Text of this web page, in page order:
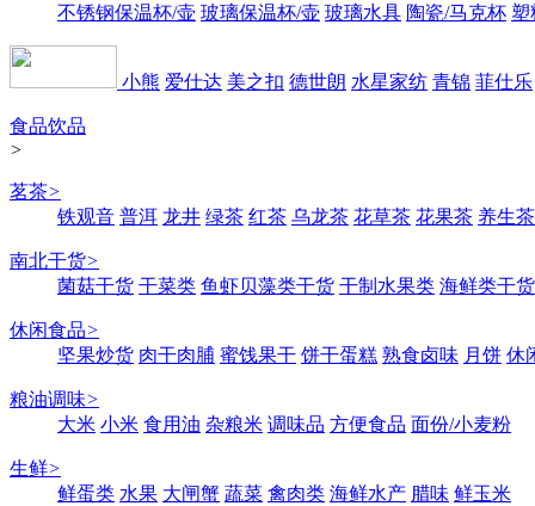
不锈钢保温杯/壶 玻璃保温杯/壶 玻璃水具 陶瓷/马克杯 塑
小熊 爱仕达 美之扣 德世朗 水星家纺 青锦 菲仕乐
食品饮品
>
茗茶>
铁观音 普洱 龙井 绿茶 红茶 乌龙茶 花草茶 花果茶 养生茶
南北干货>
菌菇干货 干菜类 鱼虾贝藻类干货 干制水果类 海鲜类干货
休闲食品>
坚果炒货 肉干肉脯 蜜饯果干 饼干蛋糕 熟食卤味 月饼 休
粮油调味>
大米 小米 食用油 杂粮米 调味品 方便食品 面份/小麦粉
生鲜>
鲜蛋类 水果 大闸蟹 蔬菜 禽肉类 海鲜水产 腊味 鲜玉米